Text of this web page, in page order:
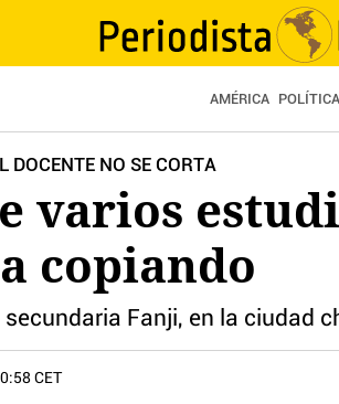
AMÉRICA POLÍTICA
DOCENTE NO SE CORTA
varios
copiando
Fanji, en la ciudad
CET